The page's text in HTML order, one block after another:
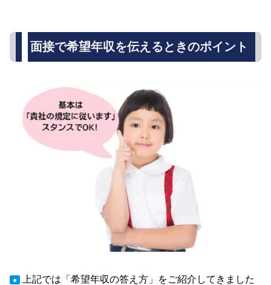
面接で希望年収を伝えるときのポイント
●
上記では「希望年収の答え方」をご紹介してきました